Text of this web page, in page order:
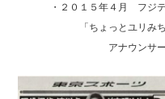
・２０１５年４月 フジ
「ちょっとユリみ
アナウンサ